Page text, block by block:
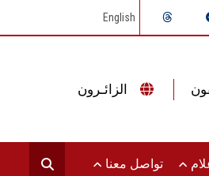
English
تواصل معنا